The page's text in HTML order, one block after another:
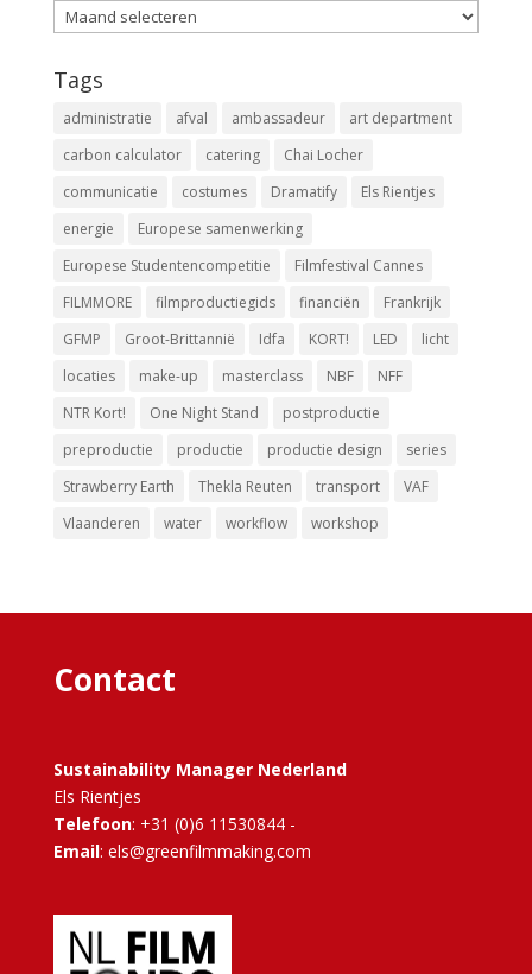
Archieven
Tags
administratie afval ambassadeur
art department
carbon calculator
catering
Chai Locher
communicatie
costumes Dramatify
Els Rientjes
energie
Europese samenwerking
Europese Studentencompetitie
Filmfestival Cannes
FILMMORE
filmproductiegids financiën
Frankrijk
GFMP
Groot-Brittannië Idfa KORT! LED
licht
locaties
make-up masterclass NBF
NFF
NTR Kort!
One Night Stand
postproductie
preproductie
productie productie design
series
Strawberry Earth
Thekla Reuten transport
VAF
Vlaanderen
water workflow workshop
Contact
Sustainability Manager Nederland
Els Rientjes
Telefoon: +31 (0)6 11530844 -
Email: els@greenfilmmaking.com